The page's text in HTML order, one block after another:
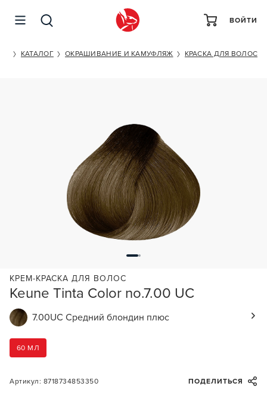
ВОЙТИ
КАТАЛОГ ОКРАШИВАНИЕ И КАМУФЛЯЖ КРАСКА ДЛЯ ВОЛОС
Keune Tinta Color no.7.00 UC
КРЕМ-КРАСКА ДЛЯ ВОЛОС
7.00UC Средний блондин плюс
60 МЛ
Артикул: 8718734853350 ПОДЕЛИТЬСЯ
KEUNE TINTA COLOR NO.7.00 UC